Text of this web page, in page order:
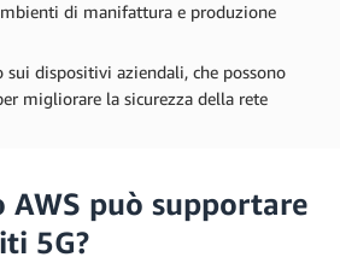
di manifattura e produzione
dispositivi aziendali, che possono
migliorare la sicurezza della rete
AWS può supportare
5G?